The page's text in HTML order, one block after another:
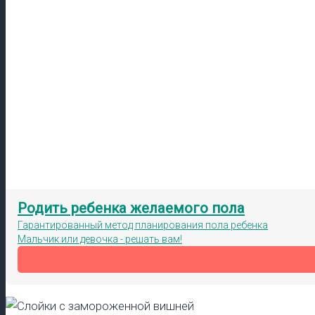
Родить ребенка желаемого пола
Гарантированный метод планирования пола ребенка
Мальчик или девочка - решать вам!